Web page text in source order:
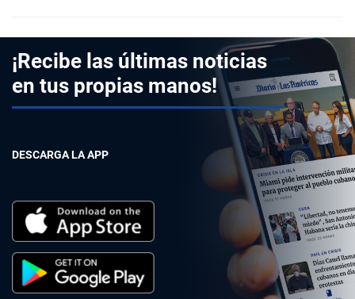
¡Recibe las últimas noticias
en tus propias manos!
DESCARGA LA APP